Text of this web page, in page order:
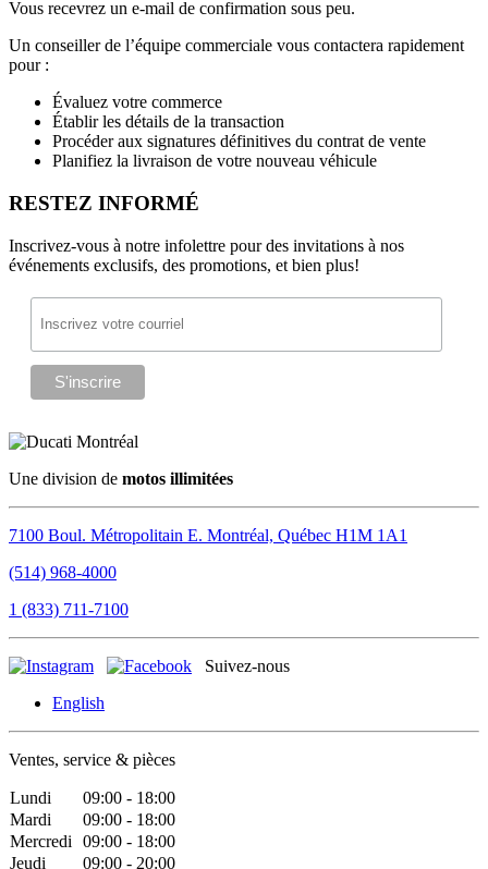
Vous recevrez un e-mail de confirmation sous peu.
Un conseiller de l’équipe commerciale vous contactera rapidement
pour :
Évaluez votre commerce
Établir les détails de la transaction
Procéder aux signatures définitives du contrat de vente
Planifiez la livraison de votre nouveau véhicule
RESTEZ INFORMÉ
Inscrivez-vous à notre infolettre pour des invitations à nos
événements exclusifs, des promotions, et bien plus!
Une division de motos illimitées
7100 Boul. Métropolitain E. Montréal, Québec H1M 1A1
(514) 968-4000
1 (833) 711-7100
Suivez-nous
English
Ventes, service & pièces
Lundi
09:00 - 18:00
Mardi
09:00 - 18:00
Mercredi
09:00 - 18:00
Jeudi
09:00 - 20:00